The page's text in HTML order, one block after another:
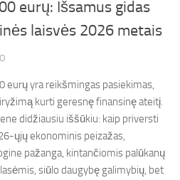
eurų: Išsamus gidas
laisvės 2026 metais
eurų yra reikšmingas pasiekimas,
kurti geresnę finansinę ateitį.
didžiausiu iššūkiu: kaip priversti
ųjų ekonominis peizažas,
pažanga, kintančiomis palūkanų
siūlo daugybę galimybių, bet